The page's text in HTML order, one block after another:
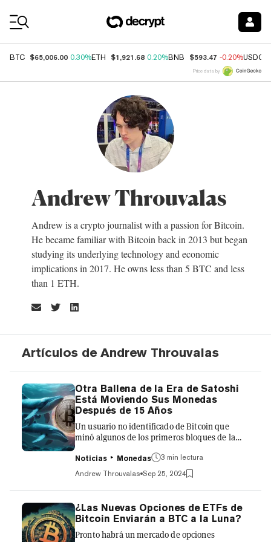
BTC $65,006.00 0.30%ETH $1,921.68 0.20%BNB $593.47 -0.20%USDC
Price data by
Andrew Throuvalas
Andrew is a crypto journalist with a passion for Bitcoin.
He became familiar with Bitcoin back in 2013 but began
studying its underlying technology and economic
implications in 2017. He owns less than 5 BTC and less
than 1 ETH.
Artículos de Andrew Throuvalas
Otra Ballena de la Era de Satoshi
Está Moviendo Sus Monedas
Después de 15 Años
Un usuario no identificado de Bitcoin que
minó algunos de los primeros bloques de la
blockchain al exchange de criptomonedas
centralizado Kraken, según datos on-chain.
Los analistas de Arkham Intelligence dijeron
que la ballena O.G. de Bitcoin, que ahora posee
$77 millones en BTC que fueron minados
durante los primeros meses de la red Bitcoin,
ya ha transferido 10 BTC ($630.000) al
exchange de criptomonedas en tres
Noticias Monedas
3 min lectura
Andrew Throuvalas Sep 25, 2024
¿Las Nuevas Opciones de ETFs de
Bitcoin Enviarán a BTC a la Luna?
Pronto habrá un mercado de opciones